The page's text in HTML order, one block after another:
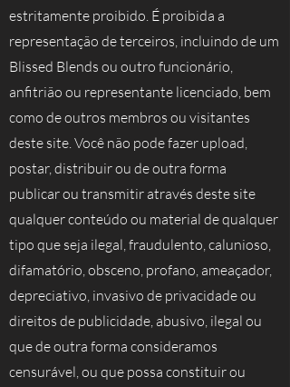
estritamente proibido. É proibida a
representação de terceiros, incluindo de um
Blissed Blends ou outro funcionário,
anfitrião ou representante licenciado, bem
como de outros membros ou visitantes
deste site. Você não pode fazer upload,
postar, distribuir ou de outra forma
publicar ou transmitir através deste site
qualquer conteúdo ou material de qualquer
tipo que seja ilegal, fraudulento, calunioso,
difamatório, obsceno, profano, ameaçador,
depreciativo, invasivo de privacidade ou
direitos de publicidade, abusivo, ilegal ou
que de outra forma consideramos
censurável, ou que possa constituir ou